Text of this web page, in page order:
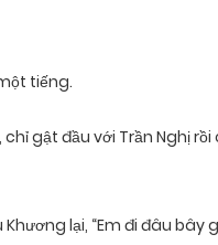
tiếng.
gật đầu với Trần Nghị
lại, “Em đi đâu bây